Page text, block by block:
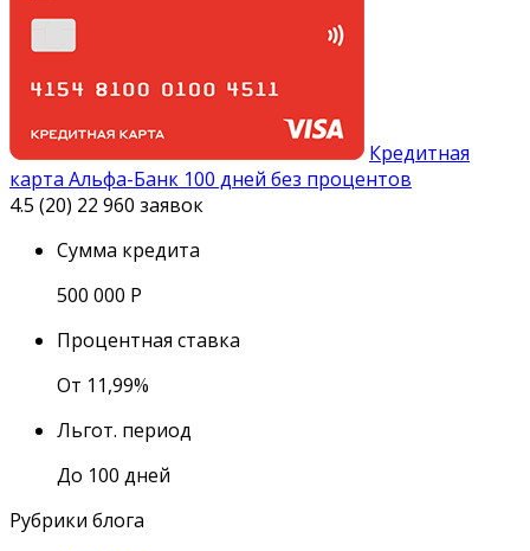
Кредитная
карта Альфа-Банк 100 дней без процентов
4.5 (20) 22 960 заявок
Сумма кредита
500 000 Р
Процентная ставка
От 11,99%
Льгот. период
До 100 дней
Рубрики блога